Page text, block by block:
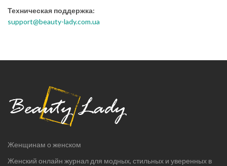
Техническая поддержка:
support@beauty-lady.com.ua
Женщинам о женском
Женский онлайн журнал для модных, стильных и уверенных в